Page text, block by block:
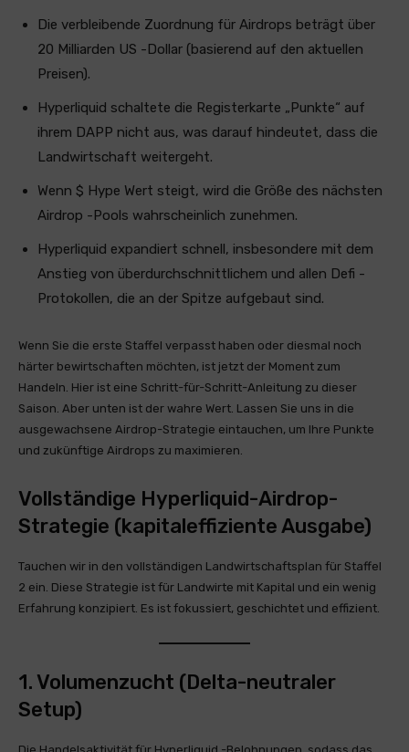
Die verbleibende Zuordnung für Airdrops beträgt über
20 Milliarden US -Dollar (basierend auf den aktuellen
Preisen).
Hyperliquid schaltete die Registerkarte „Punkte“ auf
ihrem DAPP nicht aus, was darauf hindeutet, dass die
Landwirtschaft weitergeht.
Wenn $ Hype Wert steigt, wird die Größe des nächsten
Airdrop -Pools wahrscheinlich zunehmen.
Hyperliquid expandiert schnell, insbesondere mit dem
Anstieg von überdurchschnittlichem und allen Defi -
Protokollen, die an der Spitze aufgebaut sind.
Wenn Sie die erste Staffel verpasst haben oder diesmal noch
härter bewirtschaften möchten, ist jetzt der Moment zum
Handeln. Hier ist eine Schritt-für-Schritt-Anleitung zu dieser
Saison. Aber unten ist der wahre Wert. Lassen Sie uns in die
ausgewachsene Airdrop-Strategie eintauchen, um Ihre Punkte
und zukünftige Airdrops zu maximieren.
Vollständige Hyperliquid-Airdrop-
Strategie (kapitaleffiziente Ausgabe)
Tauchen wir in den vollständigen Landwirtschaftsplan für Staffel
2 ein. Diese Strategie ist für Landwirte mit Kapital und ein wenig
Erfahrung konzipiert. Es ist fokussiert, geschichtet und effizient.
1. Volumenzucht (Delta-neutraler
Setup)